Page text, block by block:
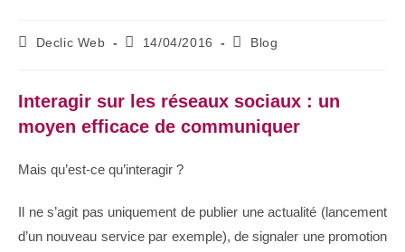
Declic Web 14/04/2016 Blog
Interagir sur les réseaux sociaux : un
moyen efficace de communiquer
Mais qu’est-ce qu’interagir ?
Il ne s’agit pas uniquement de publier une actualité (lancement
d’un nouveau service par exemple), de signaler une promotion